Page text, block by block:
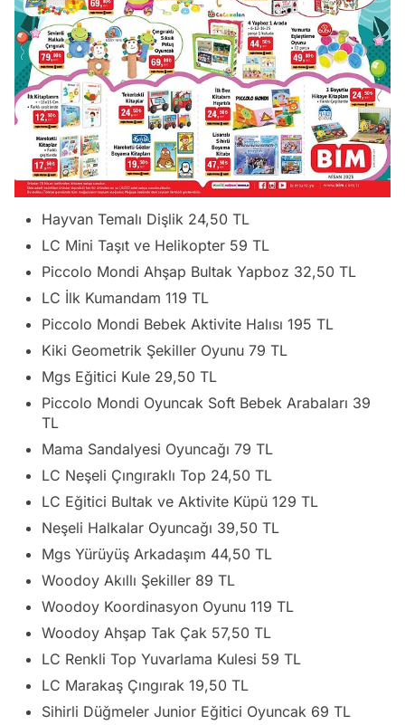
Hayvan Temalı Dişlik 24,50 TL
LC Mini Taşıt ve Helikopter 59 TL
Piccolo Mondi Ahşap Bultak Yapboz 32,50 TL
LC İlk Kumandam 119 TL
Piccolo Mondi Bebek Aktivite Halısı 195 TL
Kiki Geometrik Şekiller Oyunu 79 TL
Mgs Eğitici Kule 29,50 TL
Piccolo Mondi Oyuncak Soft Bebek Arabaları 39
TL
Mama Sandalyesi Oyuncağı 79 TL
LC Neşeli Çıngıraklı Top 24,50 TL
LC Eğitici Bultak ve Aktivite Küpü 129 TL
Neşeli Halkalar Oyuncağı 39,50 TL
Mgs Yürüyüş Arkadaşım 44,50 TL
Woodoy Akıllı Şekiller 89 TL
Woodoy Koordinasyon Oyunu 119 TL
Woodoy Ahşap Tak Çak 57,50 TL
LC Renkli Top Yuvarlama Kulesi 59 TL
LC Marakaş Çıngırak 19,50 TL
Sihirli Düğmeler Junior Eğitici Oyuncak 69 TL